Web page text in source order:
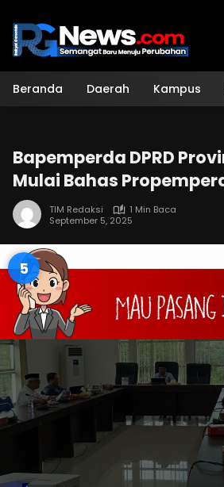
konten
Beranda Daerah Kampus
Bapemperda DPRD
Mulai Bahas
TIM Redaksi
1 Min Baca
September 5, 2025
4